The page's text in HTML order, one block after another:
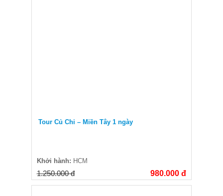
Tour Củ Chi – Miền Tây 1 ngày
Khởi hành: HCM
1.250.000 đ 980.000 đ